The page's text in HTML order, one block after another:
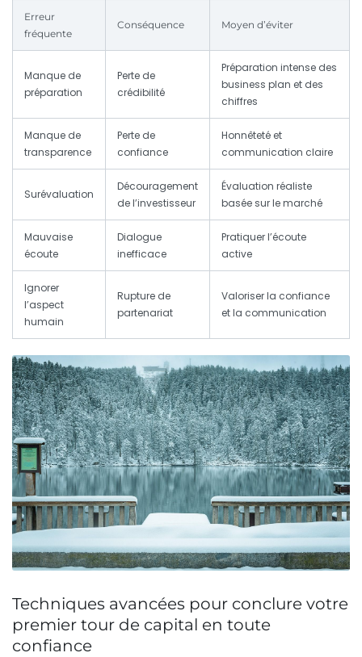
Erreur
fréquente
Conséquence Moyen d’éviter
Manque de
préparation
Perte de
crédibilité
Préparation intense des
business plan et des
chiffres
Manque de
transparence
Perte de
confiance
Honnêteté et
communication claire
Surévaluation
Découragement
de l’investisseur
Évaluation réaliste
basée sur le marché
Mauvaise
écoute
Dialogue
inefficace
Pratiquer l’écoute
active
Ignorer
l’aspect
humain
Rupture de
partenariat
Valoriser la confiance
et la communication
Techniques avancées pour conclure votre
premier tour de capital en toute
confiance